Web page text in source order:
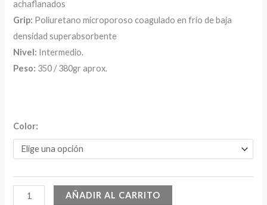
achaflanados
Grip: Poliuretano microporoso coagulado en frío de baja
densidad superabsorbente
Nivel: Intermedio.
Peso: 350 / 380gr aprox.
Color:
AÑADIR AL CARRITO